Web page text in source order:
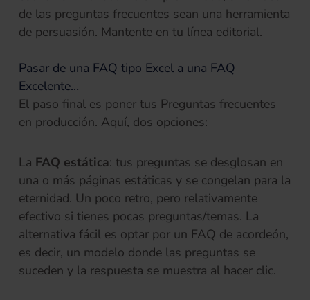
de las preguntas frecuentes sean una herramienta
de persuasión. Mantente en tu línea editorial.
Pasar de una FAQ tipo Excel a una FAQ
Excelente…
El paso final es poner tus Preguntas frecuentes
en producción. Aquí, dos opciones:
La FAQ estática: tus preguntas se desglosan en
una o más páginas estáticas y se congelan para la
eternidad. Un poco retro, pero relativamente
efectivo si tienes pocas preguntas/temas. La
alternativa fácil es optar por un FAQ de acordeón,
es decir, un modelo donde las preguntas se
suceden y la respuesta se muestra al hacer clic.